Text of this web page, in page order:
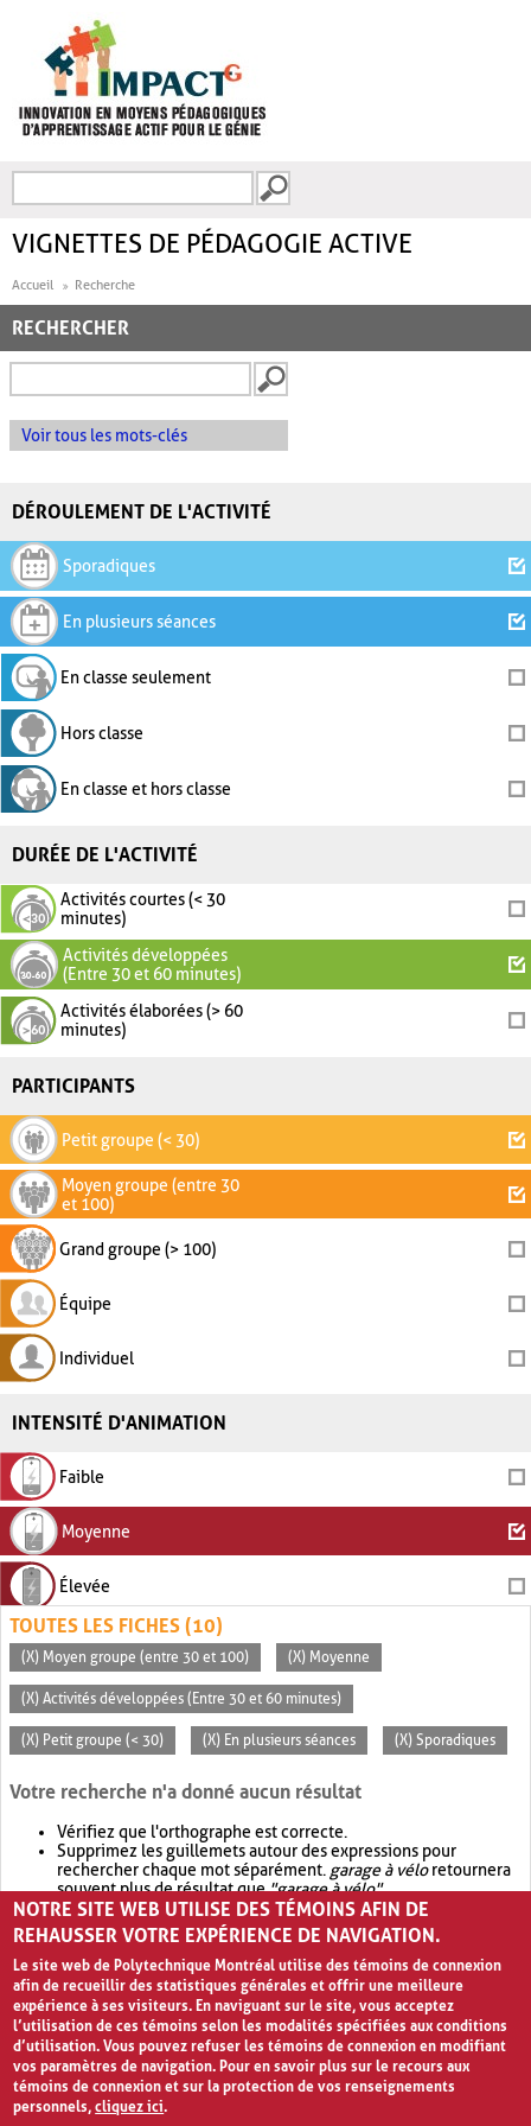
FORMULAIRE DE
VIGNETTES DE PÉDAGOGIE ACTIVE
Accueil Recherche
RECHERCHER
Voir tous les mots-clés
DÉROULEMENT DE L'ACTIVITÉ
Sporadiques
En plusieurs séances
En classe seulement
Hors classe
En classe et hors classe
DURÉE DE L'ACTIVITÉ
Activités courtes (< 30
minutes)
Activités développées
(Entre 30 et 60 minutes)
Activités élaborées (> 60
minutes)
PARTICIPANTS
Petit groupe (< 30)
Moyen groupe (entre 30
et 100)
Grand groupe (> 100)
Équipe
Individuel
INTENSITÉ D'ANIMATION
Faible
Moyenne
Élevée
TOUTES LES FICHES (10)
(X) Moyen groupe (entre 30 et 100) (X) Moyenne
(X) Activités développées (Entre 30 et 60 minutes)
(X) Petit groupe (< 30) (X) En plusieurs séances (X) Sporadiques
Votre recherche n'a donné aucun résultat
Vérifiez que l'orthographe est correcte.
Supprimez les guillemets autour des expressions pour
rechercher chaque mot séparément. garage à véloretournera
souvent plus de résultat que"garage à vélo".
Envisagez d'élargir votre recherche avec OR.garage OR vélo
retournera souvent plus de résultat quegarage à vélo
NOTRE SITE WEB UTILISE DES TÉMOINS AFIN DE
REHAUSSER VOTRE EXPÉRIENCE DE NAVIGATION.
Le site web de Polytechnique Montréal utilise des témoins de connexion
afin de recueillir des statistiques générales et offrir une meilleure
expérience à ses visiteurs. En naviguant sur le site, vous acceptez
l’utilisation de ces témoins selon les modalités spécifiées aux conditions
d’utilisation. Vous pouvez refuser les témoins de connexion en modifiant
vos paramètres de navigation. Pour en savoir plus sur le recours aux
témoins de connexion et sur la protection de vos renseignements
personnels,cliquez ici.